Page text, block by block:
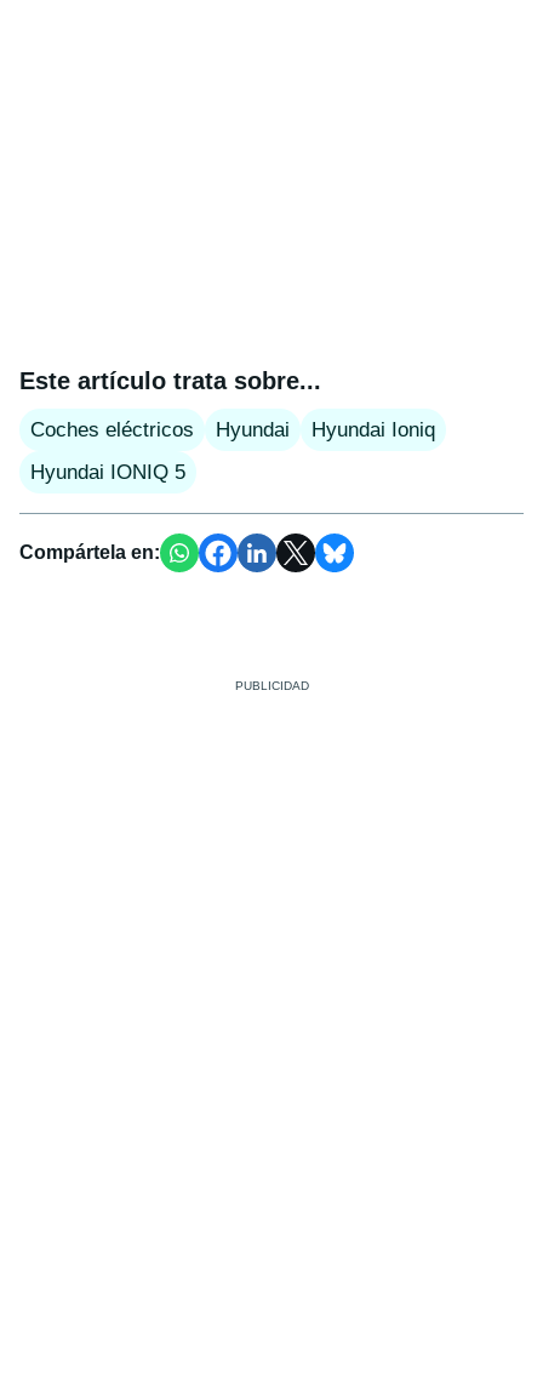
Este artículo trata sobre...
Coches eléctricos Hyundai
Hyundai Ioniq
Hyundai IONIQ 5
Compártela en: